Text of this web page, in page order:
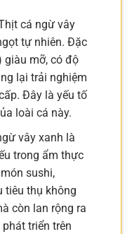
cá ngừ vây
tự nhiên. Đặc
giàu mỡ, có độ
lại trải nghiệm
Đây là yếu tố
loài cá này.
vây xanh là
trong ẩm thực
sushi,
tiêu thụ không
còn lan rộng ra
triển trên